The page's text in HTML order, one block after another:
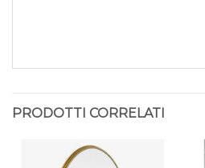
PRODOTTI CORRELATI